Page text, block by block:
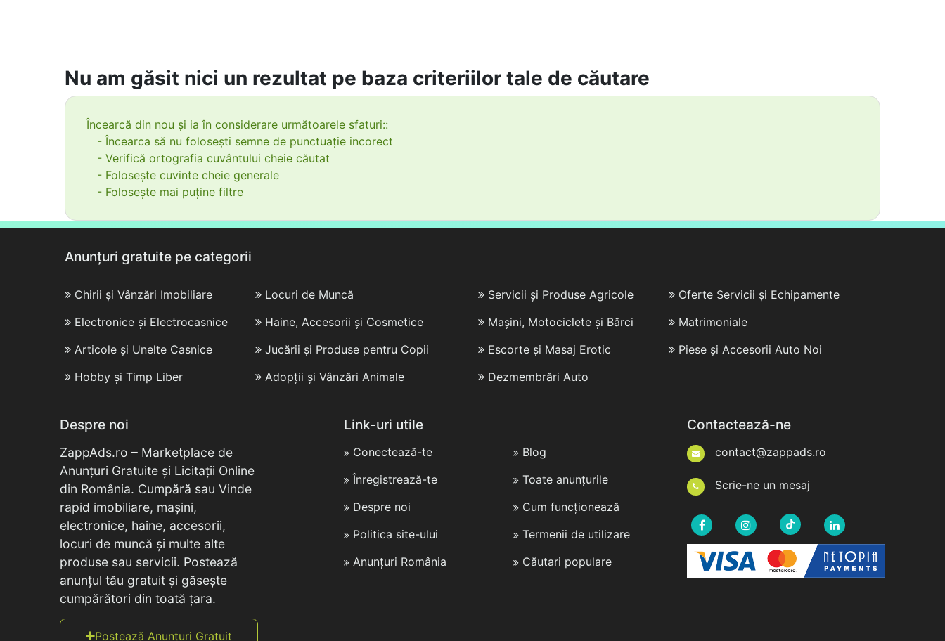
Nu am găsit nici un rezultat pe baza criteriilor tale de căutare
Încearcă din nou și ia în considerare următoarele sfaturi::
- Încearca să nu folosești semne de punctuație incorect
- Verifică ortografia cuvântului cheie căutat
- Folosește cuvinte cheie generale
- Folosește mai puține filtre
Anunțuri gratuite pe categorii
Chirii și Vânzări Imobiliare
Locuri de Muncă
Electronice și Electrocasnice
Haine, Accesorii și Cosmetice
Articole și Unelte Casnice
Jucării și Produse pentru Copii
Hobby și Timp Liber
Adopții și Vânzări Animale
Servicii și Produse Agricole
Oferte Servicii și Echipamente
Mașini, Motociclete și Bărci
Matrimoniale
Escorte și Masaj Erotic
Piese și Accesorii Auto Noi
Dezmembrări Auto
Despre noi
ZappAds.ro – Marketplace de
Anunțuri Gratuite și Licitații Online
din România. Cumpără sau Vinde
rapid imobiliare, mașini,
electronice, haine, accesorii,
locuri de muncă și multe alte
produse sau servicii. Postează
anunțul tău gratuit și găsește
cumpărători din toată țara.
Postează Anunțuri Gratuit
Link-uri utile
Conectează-te
Înregistrează-te
Despre noi
Politica site-ului
Anunțuri România
Blog
Toate anunțurile
Cum funcționează
Termenii de utilizare
Căutari populare
Contactează-ne
contact@zappads.ro
Scrie-ne un mesaj